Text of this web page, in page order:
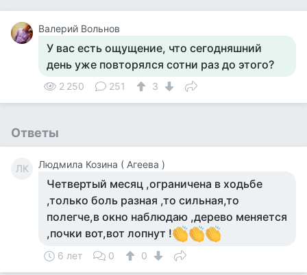
Валерий Вольнов
У вас есть ощущение, что сегодняшний
день уже повторялся сотни раз до этого?
2 250 251 3
Ответы
ЛК Людмила Козина ( Агеева )
Четвертый месяц ,ограничена в ходьбе
,только боль разная ,то сильная,то
полегче,в окно наблюдаю ,дерево меняется
,почки вот,вот лопнут !
6 лет 0 0